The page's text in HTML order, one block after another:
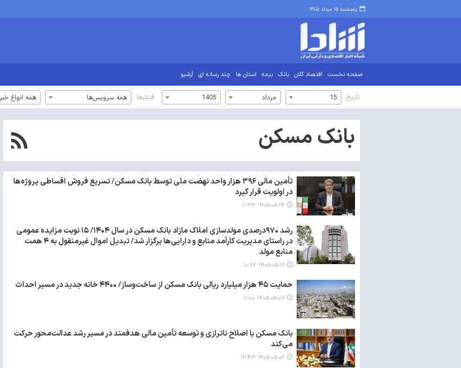
پنجشنبه ۱۵ مرداد ۱۴۰۵
صفحه نخست اقتصاد کلان بانک بیمه استان ها چند رسانه ای آرشیو
تاریخ 15 مرداد 1405 فیلترها همه سرویس‌ها همه انواع خبر
بانک مسکن
تأمین مالی ۳۹۶ هزار واحد نهضت ملی توسط بانک مسکن/ تسریع فروش اقساطی پروژه‌ها
در اولویت قرار گیرد
۱۴۰۵-۰۵-۱۴ ۱۱:۳۳
رشد ۹۷۰درصدی مولدسازی املاک مازاد بانک مسکن در سال ۱۴۰۴/ ۱۵ نوبت مزایده عمومی
در راستای مدیریت کارآمد منابع و دارایی‌ها برگزار شد/ تبدیل اموال غیرمنقول به ۴ همت
منابع مولد
۱۴۰۵-۰۵-۱۲ ۱۰:۲۷
حمایت ۴۵ هزار میلیارد ریالی بانک مسکن از ساخت‌وساز/ ۴۴۰۰ خانه جدید در مسیر احداث
۱۴۰۵-۰۵-۰۷ ۱۱:۰۰
بانک مسکن با اصلاح ناترازی و توسعه تأمین مالی هدفمند در مسیر رشد عدالت‌محور حرکت
می‌کند
۱۴۰۵-۰۵-۰۶ ۱۲:۴۳